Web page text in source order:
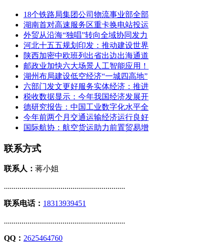
18个铁路局集团公司物流事业部全部
湖南首对高速服务区重卡换电站投运
外贸从沿海“独唱”转向全域协同发力
河北十五五规划印发：推动建设世界
陕西加密中欧班列出省出边出海通道
邮政业加快六大场景人工智能应用！
湖州布局建设低空经济“一城四高地”
六部门发文更好服务实体经济：推进
税收数据显示：今年我国经济发展开
德研究报告：中国工业数字化水平全
今年前两个月交通运输经济运行良好
国际航协：航空货运助力前置贸易增
联系方式
联系人： 蒋小姐
..............................................................
联系电话： 18313939451
..............................................................
QQ： 2625464760